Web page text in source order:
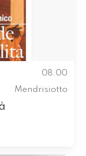
08.00
Mendrisiotto